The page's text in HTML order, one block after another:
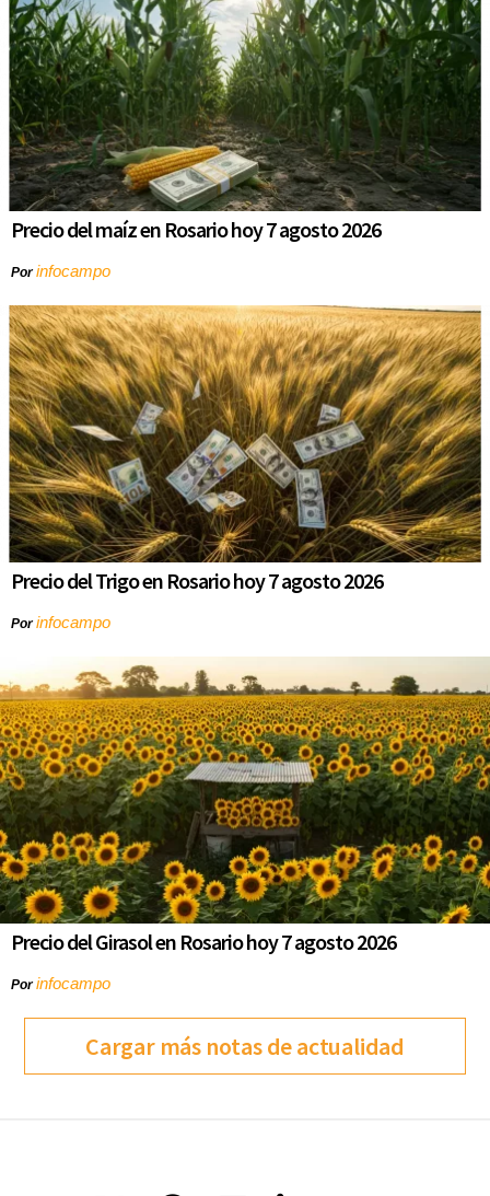
Precio del maíz en Rosario hoy 7 agosto 2026
Porinfocampo
Precio del Trigo en Rosario hoy 7 agosto 2026
Porinfocampo
Precio del Girasol en Rosario hoy 7 agosto 2026
Porinfocampo
Cargar más notas de actualidad